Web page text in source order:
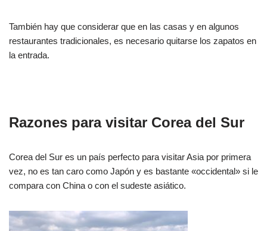
También hay que considerar que en las casas y en algunos
restaurantes tradicionales, es necesario quitarse los zapatos en
la entrada.
Razones para visitar Corea del Sur
Corea del Sur es un país perfecto para visitar Asia por primera
vez, no es tan caro como Japón y es bastante «occidental» si le
compara con China o con el sudeste asiático.